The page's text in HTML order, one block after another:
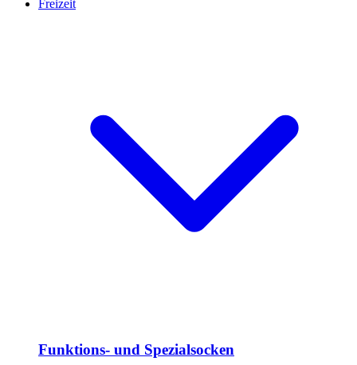
Freizeit
Funktions- und Spezialsocken